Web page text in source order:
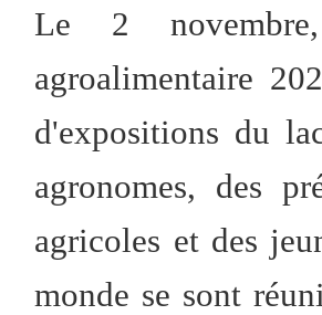
Le 2
agroalimentaire
d'expositions du
agronomes, des
agricoles et des
monde se sont